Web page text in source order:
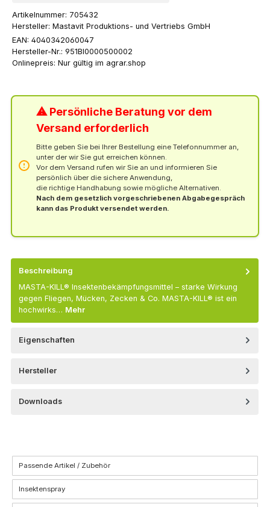
Artikelnummer: 705432
Hersteller: Mastavit Produktions- und Vertriebs GmbH
EAN: 4040342060047
Hersteller-Nr.: 951BI0000500002
Onlinepreis: Nur gültig im agrar.shop
⚠ Persönliche Beratung vor dem
Versand erforderlich
Bitte geben Sie bei Ihrer Bestellung eine Telefonnummer an,
unter der wir Sie gut erreichen können.
Vor dem Versand rufen wir Sie an und informieren Sie
persönlich über die sichere Anwendung,
die richtige Handhabung sowie mögliche Alternativen.
Nach dem gesetzlich vorgeschriebenen Abgabegespräch
kann das Produkt versendet werden.
Beschreibung
MASTA-KILL® Insektenbekämpfungsmittel – starke Wirkung
gegen Fliegen, Mücken, Zecken & Co. MASTA-KILL® ist ein
hochwirks… Mehr
Eigenschaften
Hersteller
Downloads
Passende Artikel / Zubehör
Insektenspray